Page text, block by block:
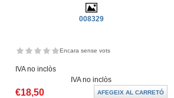
008329
Encara sense vots
IVA no inclòs
IVA no inclòs
€18,50